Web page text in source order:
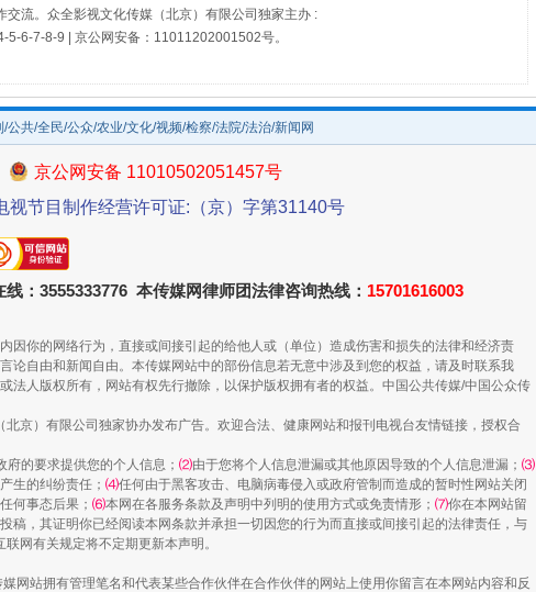
流。众全影视文化传媒（北京）有限公司独家主办 :
6-7-8-9 | 京公网安备：11011202001502号。
/公共/全民/公众/农业/文化/视频/检察/法院/法治/新闻网
京公网安备 11010502051457号
视节目制作经营许可证:（京）字第31140号
线：3555333776 本传媒网律师团法律咨询热线： 15701616003
你的网络行为，直接或间接引起的给他人或（单位）造成伤害和损失的法律和经济责
自由和新闻自由。本传媒网站中的部份信息若无意中涉及到您的权益，请及时联系我
人版权所有，网站有权先行撤除，以保护版权拥有者的权益。中国公共传媒/中国公众传
京）有限公司独家协办发布广告。欢迎合法、健康网站和报刊电视台友情链接，授权合
的要求提供您的个人信息； ⑵由于您将个人信息泄漏或其他原因导致的个人信息泄漏； ⑶
生的纠纷责任； ⑷任何由于黑客攻击、电脑病毒侵入或政府管制而造成的暂时性网站关闭
何事态后果； ⑹本网在各服务条款及声明中列明的使用方式或免责情形； ⑺你在本网站留
，其证明你已经阅读本网条款并承担一切因您的行为而直接或间接引起的法律责任，与
网有关规定将不定期更新本声明。
网站拥有管理笔名和代表某些合作伙伴在合作伙伴的网站上使用你留言在本网站内容和反